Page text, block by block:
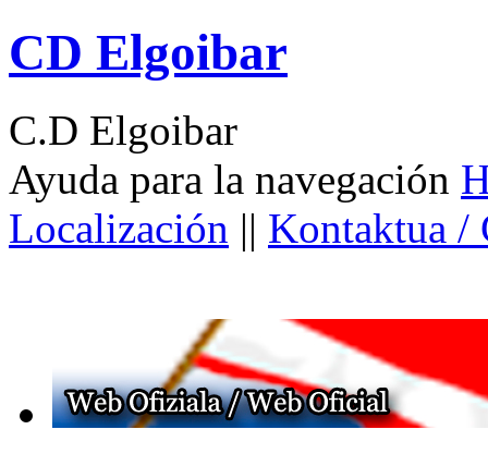
CD Elgoibar
C.D Elgoibar
Ayuda para la navegación
Localización || Kontaktua /